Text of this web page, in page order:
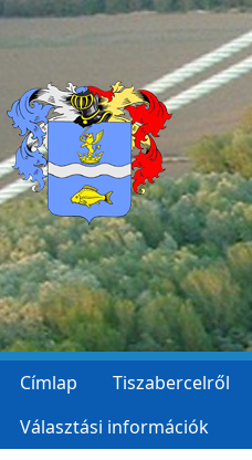
Címlap Tiszabercelről
Választási információk